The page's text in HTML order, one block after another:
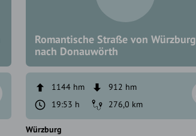
Romantische Straße von Würzburg
nach Donauwörth
1144 hm
912 hm
19:53 h
276,0 km
Würzburg